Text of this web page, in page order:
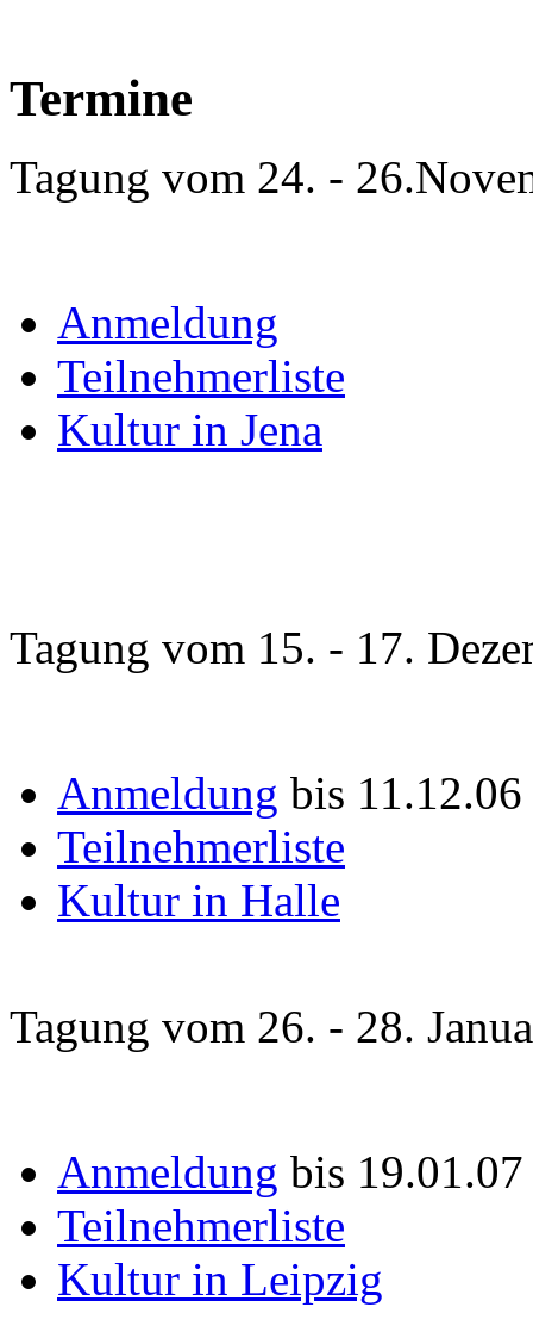
Termine
Tagung vom 24. -
Anmeldung
Teilnehmerliste
Kultur in Jena
Tagung vom 15. - 17.
Anmeldung bis
Teilnehmerliste
Kultur in Halle
Tagung vom 26. - 28.
Anmeldung bis
Teilnehmerliste
Kultur in Leipzig